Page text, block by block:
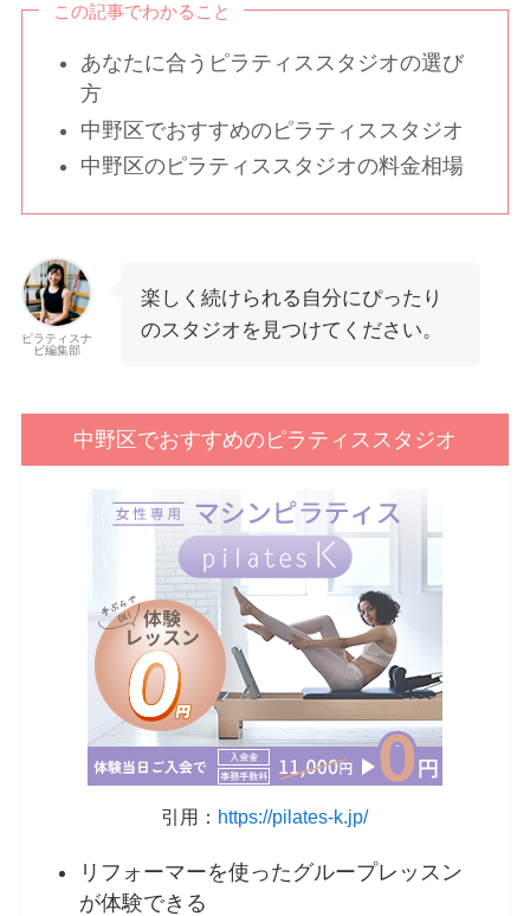
この記事でわかること
あなたに合うピラティススタジオの選び
方
中野区でおすすめのピラティススタジオ
中野区のピラティススタジオの料金相場
ピラティスナ
ビ編集部
楽しく続けられる自分にぴったり
のスタジオを見つけてください。
中野区でおすすめのピラティススタジオ
引用： https://pilates-k.jp/
リフォーマーを使ったグループレッスン
が体験できる